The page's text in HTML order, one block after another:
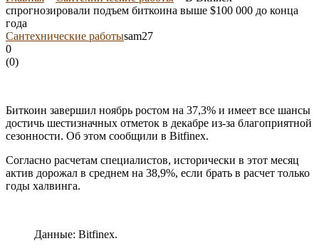
спрогнозировали подъем биткоина выше $100 000 до конца
года
Сантехнические работыsam27
0
(0)
Биткоин завершил ноябрь ростом на 37,3% и имеет все шансы
достичь шестизначных отметок в декабре из-за благоприятной
сезонности. Об этом сообщили в Bitfinex.
Согласно расчетам специалистов, исторически в этот месяц
актив дорожал в среднем на 38,9%, если брать в расчет только
годы халвинга.
Данные: Bitfinex.